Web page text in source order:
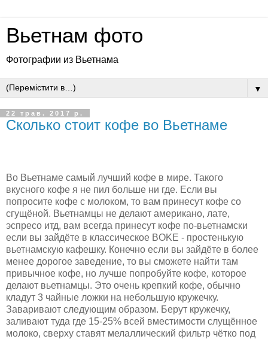
Вьетнам фото
Фотографии из Вьетнама
▼
22 трав. 2017 р.
Сколько стоит кофе во Вьетнаме
Во Вьетнаме самый лучший кофе в мире. Такого
вкусного кофе я не пил больше ни где. Если вы
попросите кофе с молоком, то вам принесут кофе со
сгущёной. Вьетнамцы не делают американо, лате,
эспресо итд, вам всегда принесут кофе по-вьетнамски
если вы зайдёте в клаcсическое BOKE - простенькую
вьетнамскую кафешку. Конечно если вы зайдёте в более
менее дорогое заведение, то вы сможете найти там
привычное кофе, но лучше попробуйте кофе, которое
делают вьетнамцы. Это очень крепкий кофе, обычно
кладут 3 чайные ложки на небольшую кружечку.
Заваривают следующим образом. Берут кружечку,
заливают туда где 15-25% всей вместимости слущённое
молоко, сверху ставят мелаллический фильтр чётко под